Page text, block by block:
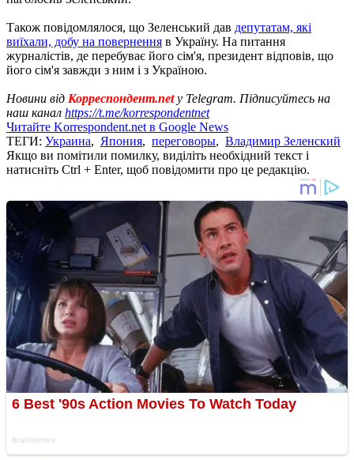
Також повідомлялося, що Зеленський дав депутатам, які
виїхали, добу на повернення в Україну. На питання
журналістів, де перебуває його сім'я, президент відповів, що
його сім'я завжди з ним і з Україною.
Новини від Корреспондент.netу Telegram. Підписуйтесь на
наш канал https://t.me/korrespondentnet
Читайте Korrespondent.net в Google News
ТЕГИ: Украина, Япония, переговоры, Владимир Зеленский
Якщо ви помітили помилку, виділіть необхідний текст і
натисніть Ctrl + Enter, щоб повідомити про це редакцію.